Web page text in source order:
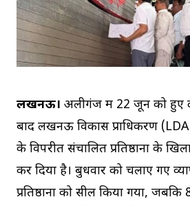
लखनऊ। अलीगंज में 22 जून को हुए
बाद लखनऊ विकास प्राधिकरण
के विपरीत संचालित प्रतिष्ठानों के
कर दिया है। बुधवार को चलाए गए
प्रतिष्ठानों को सील किया गया,